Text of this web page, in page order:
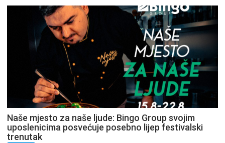
Naše mjesto za naše ljude: Bingo Group svojim
uposlenicima posvećuje posebno lijep festivalski
trenutak